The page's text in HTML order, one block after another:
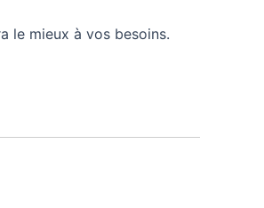
le mieux à vos besoins.